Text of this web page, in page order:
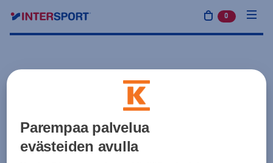
0 tuotetta
Parempaa palvelua
evästeiden avulla